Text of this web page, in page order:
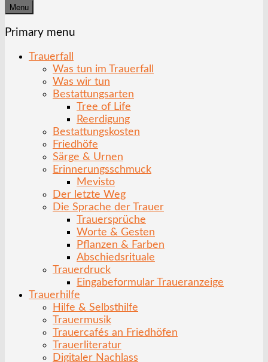
Menu
Primary menu
Trauerfall
Was tun im Trauerfall
Was wir tun
Bestattungsarten
Tree of Life
Reerdigung
Bestattungskosten
Friedhöfe
Särge & Urnen
Erinnerungsschmuck
Mevisto
Der letzte Weg
Die Sprache der Trauer
Trauersprüche
Worte & Gesten
Pflanzen & Farben
Abschiedsrituale
Trauerdruck
Eingabeformular Traueranzeige
Trauerhilfe
Hilfe & Selbsthilfe
Trauermusik
Trauercafés an Friedhöfen
Trauerliteratur
Digitaler Nachlass